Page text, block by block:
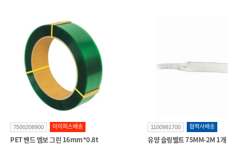
7500208900 아이피스배송
PET 밴드 엠보 그린 16mm*0.8t
1100981700 협력사배송
유양 슬링벨트 75MM-2M 1개